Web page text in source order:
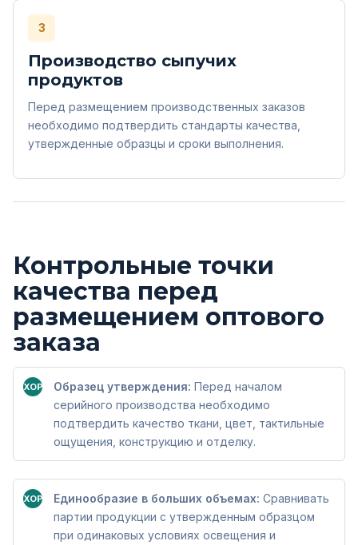
3
Производство сыпучих
продуктов
Перед размещением производственных заказов
необходимо подтвердить стандарты качества,
утвержденные образцы и сроки выполнения.
Контрольные точки
качества перед
размещением оптового
заказа
ХОРОШООбразец утверждения: Перед началом
серийного производства необходимо
подтвердить качество ткани, цвет, тактильные
ощущения, конструкцию и отделку.
ХОРОШОЕдинообразие в больших объемах: Сравнивать
партии продукции с утвержденным образцом
при одинаковых условиях освещения и